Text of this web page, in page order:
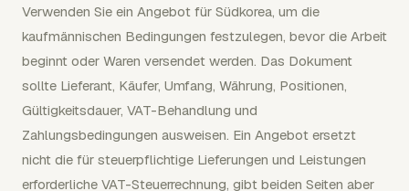
Verwenden Sie ein Angebot für Südkorea, um die
kaufmännischen Bedingungen festzulegen, bevor die Arbeit
beginnt oder Waren versendet werden. Das Dokument
sollte Lieferant, Käufer, Umfang, Währung, Positionen,
Gültigkeitsdauer, VAT-Behandlung und
Zahlungsbedingungen ausweisen. Ein Angebot ersetzt
nicht die für steuerpflichtige Lieferungen und Leistungen
erforderliche VAT-Steuerrechnung, gibt beiden Seiten aber